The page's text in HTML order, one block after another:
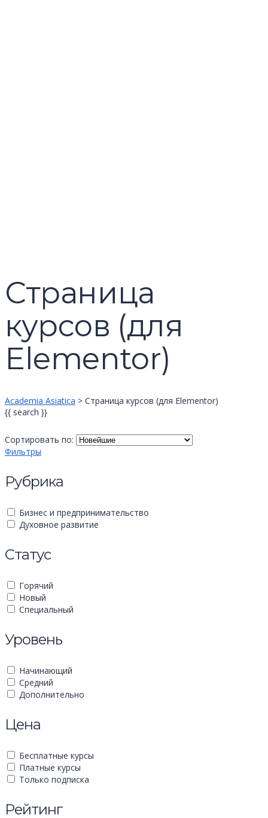
Страница
курсов (для
Elementor)
Academia Asiatica > Страница курсов (для Elementor)
{{ search }}
Сортировать по:
Фильтры
Рубрика
Бизнес и предпринимательство
Духовное развитие
Статус
Горячий
Новый
Специальный
Уровень
Начинающий
Средний
Дополнительно
Цена
Бесплатные курсы
Платные курсы
Только подписка
Рейтинг